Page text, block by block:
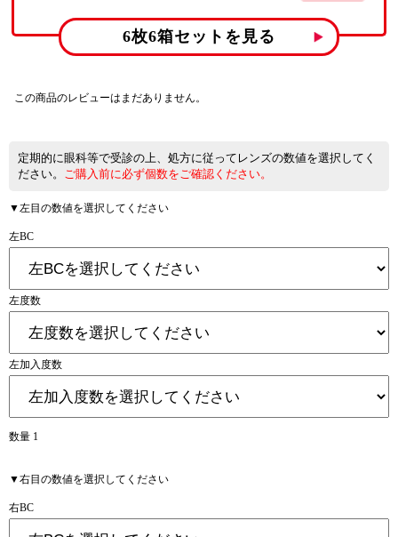
6枚6箱セットを見る
この商品のレビューはまだありません。
定期的に眼科等で受診の上、処方に従ってレンズの数値を選択してく
ださい。 ご購入前に必ず個数をご確認ください。
▼左目の数値を選択してください
左BC
左度数
左加入度数
数量 1
▼右目の数値を選択してください
右BC